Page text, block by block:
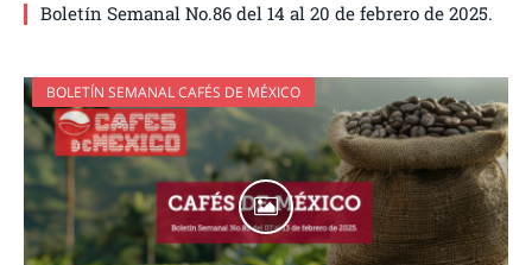
Boletín Semanal No.86 del 14 al 20 de febrero de 2025.
BOLETÍN SEMANAL CAFÉS DE MÉXICO